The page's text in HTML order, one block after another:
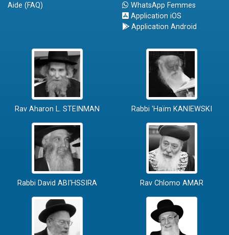
Aide (FAQ)
WhatsApp Femmes
Application iOS
Application Android
Rav Aharon L. STEINMAN Rabbi 'Haïm KANIEWSKI
Rabbi David ABI'HSSIRA Rav Chlomo AMAR